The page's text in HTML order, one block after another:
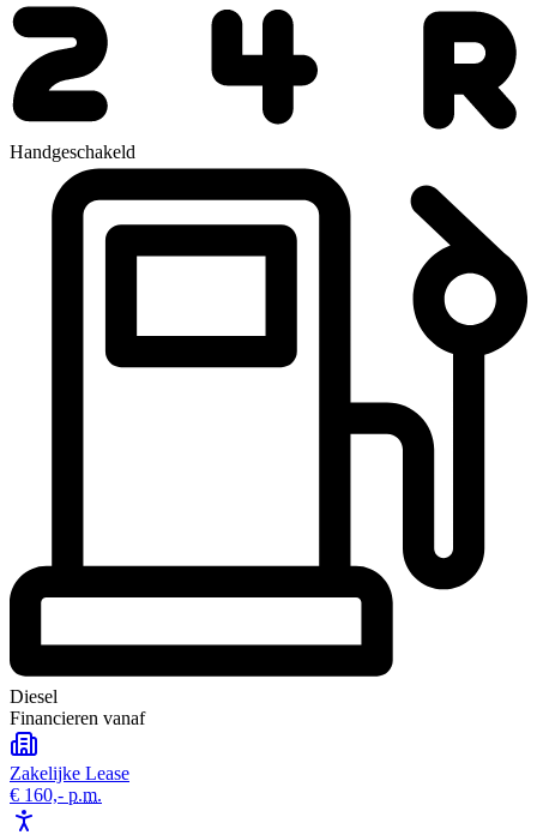
Handgeschakeld
Diesel
Financieren vanaf
Zakelijke Lease
€ 160,- p.m.